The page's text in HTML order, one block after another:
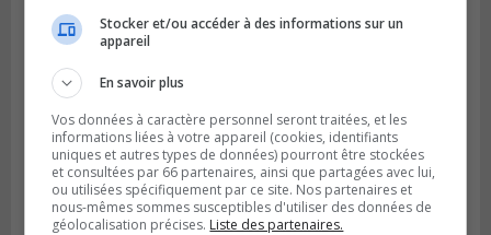
GREENFIELD PARK
Des firmes de Longueuil vont participer
aux méga-travaux de l’hôpital Charles-
Le Moyne
Stocker et/ou accéder à des informations sur un
appareil
En savoir plus
Vos données à caractère personnel seront traitées, et les
informations liées à votre appareil (cookies, identifiants
uniques et autres types de données) pourront être stockées
et consultées par 66 partenaires, ainsi que partagées avec lui,
ou utilisées spécifiquement par ce site. Nos partenaires et
nous-mêmes sommes susceptibles d'utiliser des données de
géolocalisation précises. Liste des partenaires.